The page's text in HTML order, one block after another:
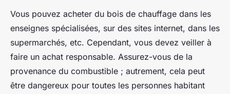
Vous pouvez acheter du bois de chauffage dans les
enseignes spécialisées, sur des sites internet, dans les
supermarchés, etc. Cependant, vous devez veiller à
faire un achat responsable. Assurez-vous de la
provenance du combustible ; autrement, cela peut
être dangereux pour toutes les personnes habitant